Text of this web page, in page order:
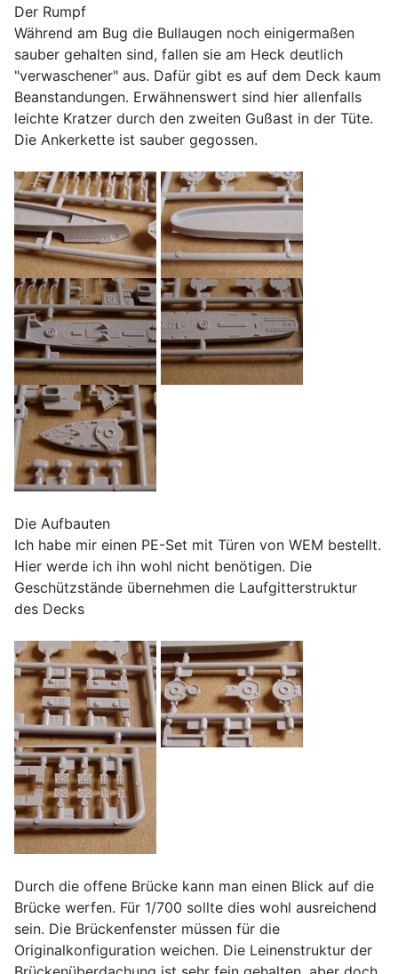
Der Rumpf
Während am Bug die Bullaugen noch einigermaßen
sauber gehalten sind, fallen sie am Heck deutlich
"verwaschener" aus. Dafür gibt es auf dem Deck kaum
Beanstandungen. Erwähnenswert sind hier allenfalls
leichte Kratzer durch den zweiten Gußast in der Tüte.
Die Ankerkette ist sauber gegossen.
Die Aufbauten
Ich habe mir einen PE-Set mit Türen von WEM bestellt.
Hier werde ich ihn wohl nicht benötigen. Die
Geschützstände übernehmen die Laufgitterstruktur
des Decks
Durch die offene Brücke kann man einen Blick auf die
Brücke werfen. Für 1/700 sollte dies wohl ausreichend
sein. Die Brückenfenster müssen für die
Originalkonfiguration weichen. Die Leinenstruktur der